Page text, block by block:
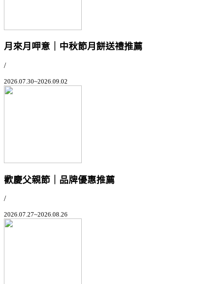
月來月呷意｜中秋節月餅送禮推薦
/
2026.07.30~2026.09.02
歡慶父親節｜品牌優惠推薦
/
2026.07.27~2026.08.26